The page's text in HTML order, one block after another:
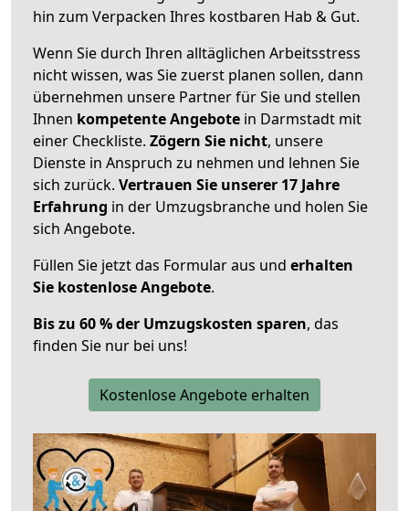
hin zum Verpacken Ihres kostbaren Hab & Gut.
Wenn Sie durch Ihren alltäglichen Arbeitsstress
nicht wissen, was Sie zuerst planen sollen, dann
übernehmen unsere Partner für Sie und stellen
Ihnen kompetente Angebote in Darmstadt mit
einer Checkliste. Zögern Sie nicht, unsere
Dienste in Anspruch zu nehmen und lehnen Sie
sich zurück. Vertrauen Sie unserer 17 Jahre
Erfahrung in der Umzugsbranche und holen Sie
sich Angebote.
Füllen Sie jetzt das Formular aus und erhalten
Sie kostenlose Angebote.
Bis zu 60 % der Umzugskosten sparen, das
finden Sie nur bei uns!
Kostenlose Angebote erhalten